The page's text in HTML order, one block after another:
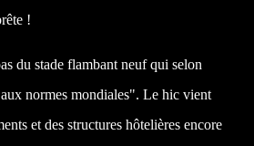
!
du stade flambant neuf qui selon
normes mondiales". Le hic vient
et des structures hôtelières encore